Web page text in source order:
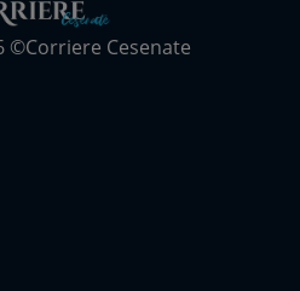
©Corriere Cesenate